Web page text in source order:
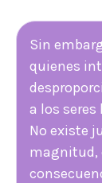
Sin
quienes
a los
No existe
magnitud,